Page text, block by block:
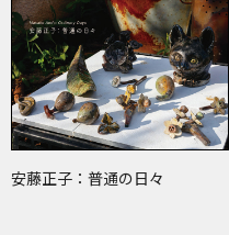
安藤正子：普通の日々